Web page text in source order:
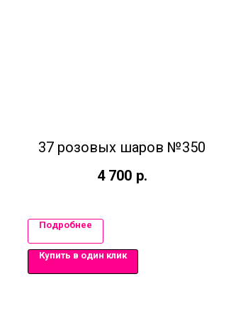
37 розовых шаров №350
4 700 р.
Подробнее
Купить в один клик